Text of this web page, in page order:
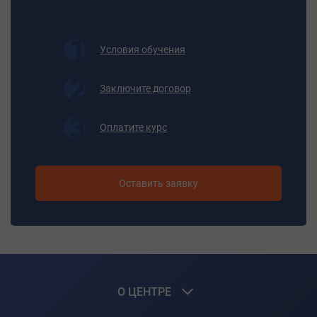
Условия обучения
Заключите договор
Оплатите курс
Оставить заявку
О ЦЕНТРЕ